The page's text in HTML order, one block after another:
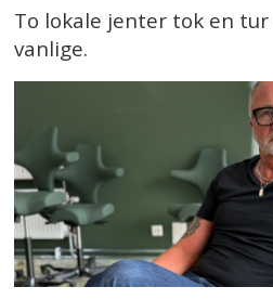
To lokale jenter tok en
vanlige.